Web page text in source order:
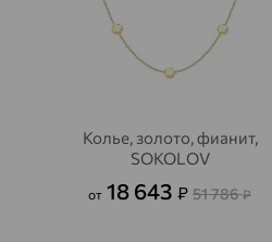
Колье, золото, фианит,
SOKOLOV
от 18 643 ₽ 51 786₽